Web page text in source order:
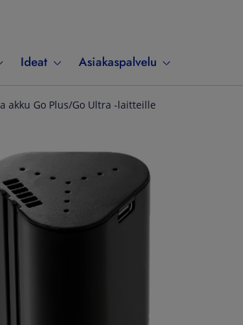
Ideat Asiakaspalvelu
akku Go Plus/Go Ultra -laitteille